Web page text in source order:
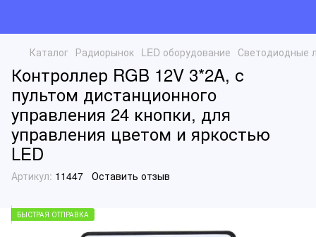
Каталог Радиорынок LED оборудование Светодиодные
Контроллер RGB 12V 3*2A, с
пультом дистанционного
управления 24 кнопки, для
управления цветом и яркостью
LED
Артикул: 11447 Оставить отзыв
БЫСТРАЯ ОТПРАВКА